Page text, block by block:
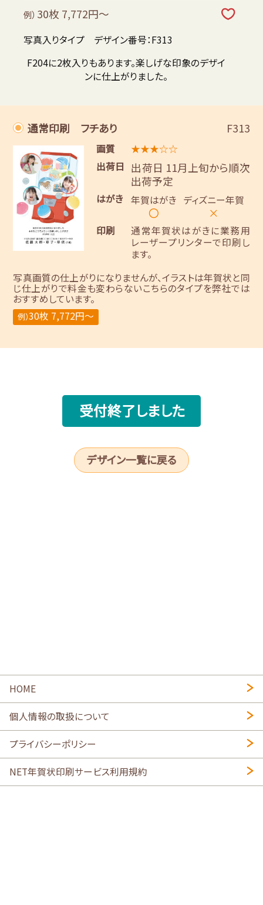
例） 30枚 7,772円～
写真入りタイプ デザイン番号：F313
F204に2枚入りもあります。楽しげな印象のデザイ
ンに仕上がりました。
通常印刷 フチあり F313
画質
★★★☆☆
出荷日
出荷日 11月上旬から順次
出荷予定
はがき 年賀はがき
〇
ディズニー年賀
×
印刷
通常年賀状はがきに業務用
レーザープリンターで印刷し
ます。
写真画質の仕上がりになりませんが、イラストは年賀状と同
じ仕上がりで料金も変わらないこちらのタイプを弊社では
おすすめしています。
例）30枚 7,772円～
受付終了しました
デザイン一覧に戻る
HOME
個人情報の取扱について
プライバシーポリシー
NET年賀状印刷サービス利用規約